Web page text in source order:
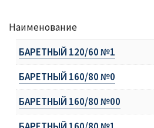
Наименование
БАРЕТНЫЙ 120/60 №1
БАРЕТНЫЙ 160/80 №0
БАРЕТНЫЙ 160/80 №00